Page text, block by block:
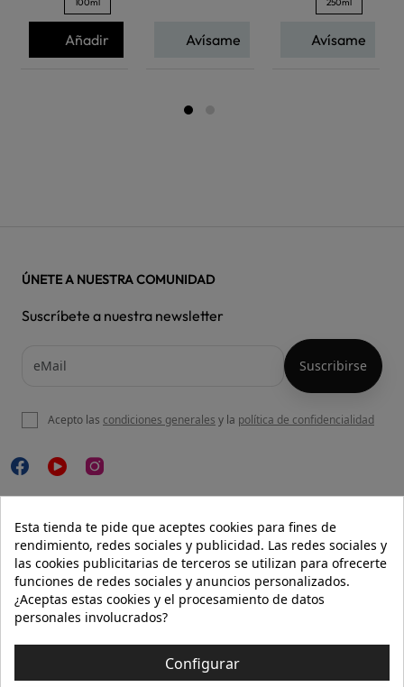
100ml
Añadir Avísame
250ml
Avísame
NUESTRA WEB
AYUDA
INFORMACIÓN 
ÚNETE A NUESTRA COMUNIDAD
Suscríbete a nuestra newsletter
Acepto las condiciones generales y la política de confidencialidad
Esta tienda te pide que aceptes cookies para fines de
rendimiento, redes sociales y publicidad. Las redes sociales y
las cookies publicitarias de terceros se utilizan para ofrecerte
funciones de redes sociales y anuncios personalizados.
¿Aceptas estas cookies y el procesamiento de datos
personales involucrados?
Configurar